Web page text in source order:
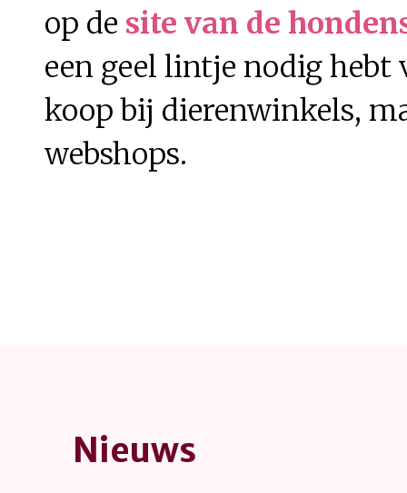
op de site van de
een geel lintje nodig hebt
koop bij dierenwinkels,
webshops.
Nieuws